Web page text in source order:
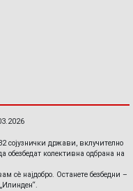
сојузнички држави, вклучително
обезбедат колективна одбрана на
сè најдобро. Останете безбедни –